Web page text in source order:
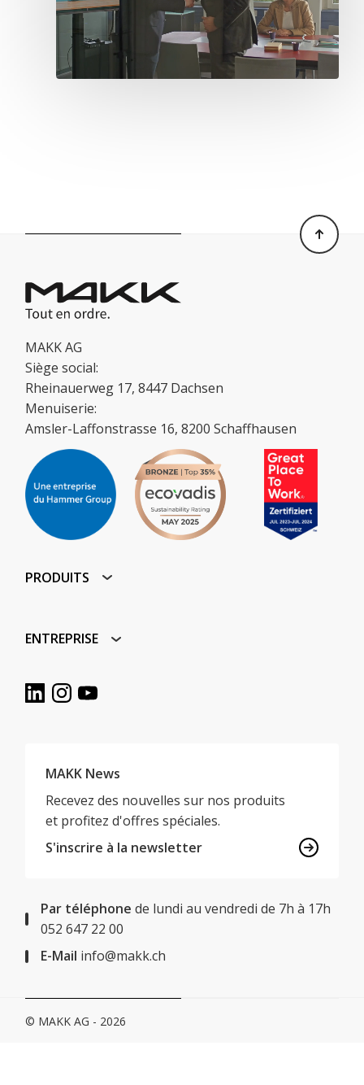
MAKK AG
Siège social:
Rheinauerweg 17, 8447 Dachsen
Menuiserie:
Amsler-Laffonstrasse 16, 8200 Schaffhausen
PRODUITS
ENTREPRISE
MAKK News
Recevez des nouvelles sur nos produits
et profitez d'offres spéciales.
S'inscrire à la newsletter
Par téléphone de lundi au vendredi de 7h à 17h
052 647 22 00
E-Mail info@makk.ch
© MAKK AG - 2026